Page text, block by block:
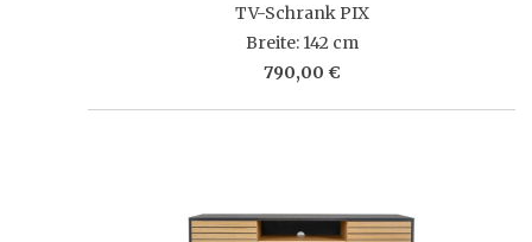
TV-Schrank PIX
Breite: 142 cm
790,00 €